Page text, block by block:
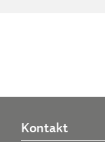
Kontakt